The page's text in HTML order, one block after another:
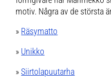
motiv. Några av de största
» Räsymatto
» Unikko
»Siirtolapuutarha